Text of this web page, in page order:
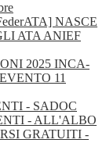
NASCE
ATA ANIEF
2025 INCA-
11
- SADOC
- ALL'ALBO
GRATUITI -